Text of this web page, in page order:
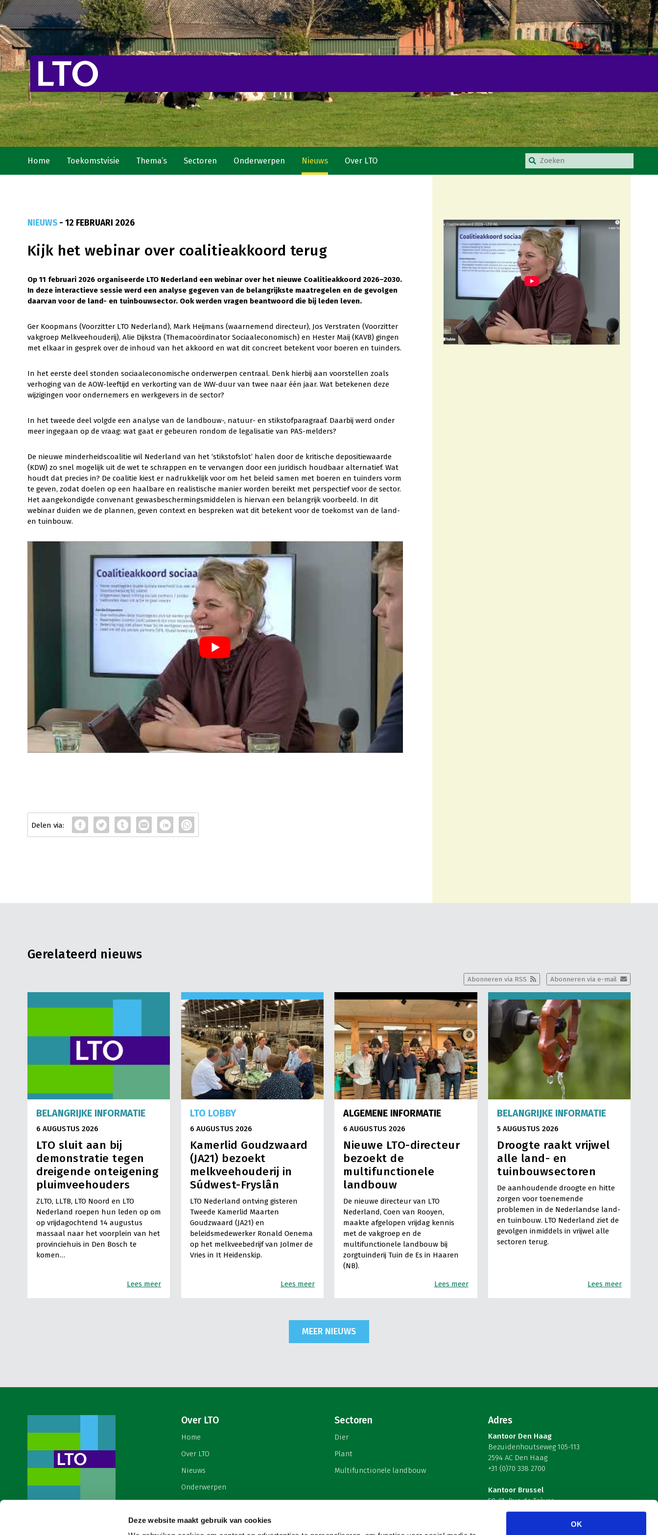
Deze website maakt gebruik van cookies
OK
Home Toekomstvisie Thema’s Sectoren Onderwerpen Nieuws Over LTO
NIEUWS- 12 FEBRUARI 2026
Kijk het webinar over coalitieakkoord terug
Op 11 februari 2026 organiseerde LTO Nederland een webinar over het nieuwe Coalitieakkoord 2026–2030.
In deze interactieve sessie werd een analyse gegeven van de belangrijkste maatregelen en de gevolgen
daarvan voor de land- en tuinbouwsector. Ook werden vragen beantwoord die bij leden leven.
Ger Koopmans (Voorzitter LTO Nederland), Mark Heijmans (waarnemend directeur), Jos Verstraten (Voorzitter
vakgroep Melkveehouderij), Alie Dijkstra (Themacoördinator Sociaaleconomisch) en Hester Maij (KAVB) gingen
met elkaar in gesprek over de inhoud van het akkoord en wat dit concreet betekent voor boeren en tuinders.
In het eerste deel stonden sociaaleconomische onderwerpen centraal. Denk hierbij aan voorstellen zoals
verhoging van de AOW-leeftijd en verkorting van de WW-duur van twee naar één jaar. Wat betekenen deze
wijzigingen voor ondernemers en werkgevers in de sector?
In het tweede deel volgde een analyse van de landbouw-, natuur- en stikstofparagraaf. Daarbij werd onder
meer ingegaan op de vraag: wat gaat er gebeuren rondom de legalisatie van PAS-melders?
De nieuwe minderheidscoalitie wil Nederland van het ‘stikstofslot’ halen door de kritische depositiewaarde
(KDW) zo snel mogelijk uit de wet te schrappen en te vervangen door een juridisch houdbaar alternatief. Wat
houdt dat precies in? De coalitie kiest er nadrukkelijk voor om het beleid samen met boeren en tuinders vorm
te geven, zodat doelen op een haalbare en realistische manier worden bereikt met perspectief voor de sector.
Het aangekondigde convenant gewasbeschermingsmiddelen is hiervan een belangrijk voorbeeld. In dit
webinar duiden we de plannen, geven context en bespreken wat dit betekent voor de toekomst van de land-
en tuinbouw.
Gerelateerd nieuws
Abonneren via e-mail
Abonneren via RSS
BELANGRIJKE INFORMATIE
6 AUGUSTUS 2026
LTO sluit aan bij
demonstratie tegen
dreigende onteigening
pluimveehouders
ZLTO, LLTB, LTO Noord en LTO
Nederland roepen hun leden op om
op vrijdagochtend 14 augustus
massaal naar het voorplein van het
provinciehuis in Den Bosch te
komen…
Lees meer
LTO LOBBY
6 AUGUSTUS 2026
Kamerlid Goudzwaard
(JA21) bezoekt
melkveehouderij in
Súdwest-Fryslân
LTO Nederland ontving gisteren
Tweede Kamerlid Maarten
Goudzwaard (JA21) en
beleidsmedewerker Ronald Oenema
op het melkveebedrijf van Jolmer de
Vries in It Heidenskip.
Lees meer
ALGEMENE INFORMATIE
6 AUGUSTUS 2026
Nieuwe LTO-directeur
bezoekt de
multifunctionele
landbouw
De nieuwe directeur van LTO
Nederland, Coen van Rooyen,
maakte afgelopen vrijdag kennis
met de vakgroep en de
multifunctionele landbouw bij
zorgtuinderij Tuin de Es in Haaren
(NB).
Lees meer
BELANGRIJKE INFORMATIE
5 AUGUSTUS 2026
Droogte raakt vrijwel
alle land- en
tuinbouwsectoren
De aanhoudende droogte en hitte
zorgen voor toenemende
problemen in de Nederlandse land-
en tuinbouw. LTO Nederland ziet de
gevolgen inmiddels in vrijwel alle
sectoren terug.
Lees meer
MEER NIEUWS
Over LTO
Home
Over LTO
Nieuws
Onderwerpen
Contact
Sectoren
Dier
Plant
Multifunctionele landbouw
Adres
Kantoor Den Haag
Bezuidenhoutseweg 105-113
2594 AC Den Haag
+31 (0)70 338 2700
Kantoor Brussel
59-61, Rue de Trèves
B-1040 Brussel – België